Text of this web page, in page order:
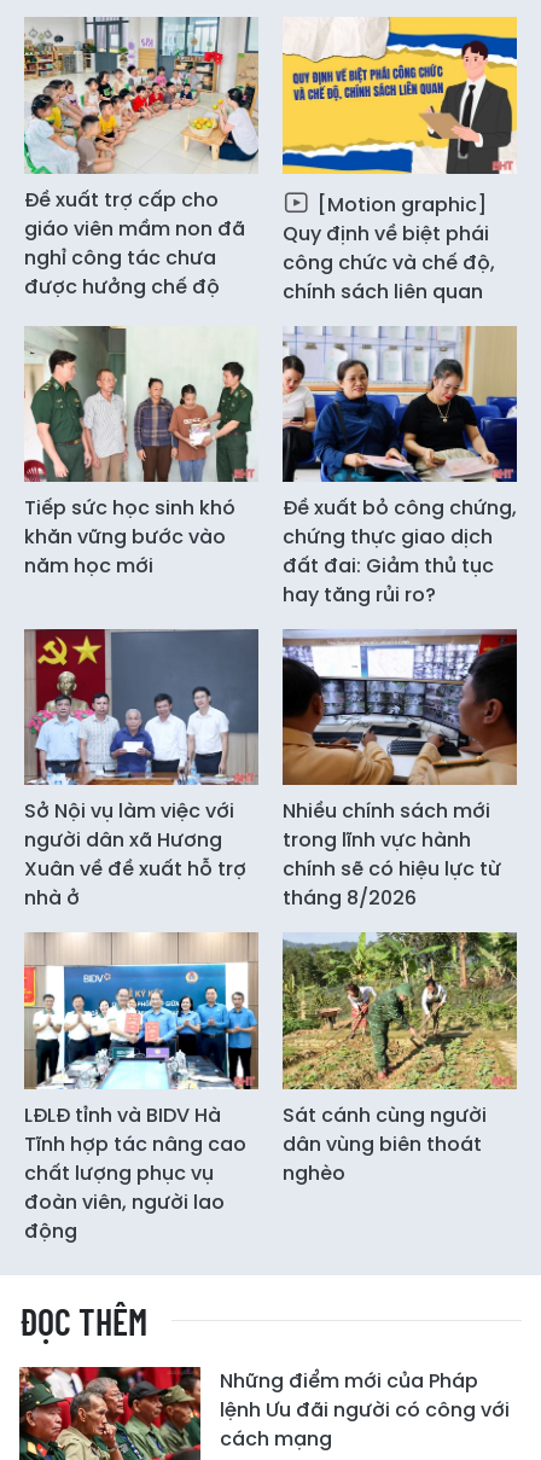
Đề xuất trợ cấp cho
giáo viên mầm non đã
nghỉ công tác chưa
được hưởng chế độ
[Motion graphic]
Quy định về biệt phái
công chức và chế độ,
chính sách liên quan
Tiếp sức học sinh khó
khăn vững bước vào
năm học mới
Đề xuất bỏ công chứng,
chứng thực giao dịch
đất đai: Giảm thủ tục
hay tăng rủi ro?
Sở Nội vụ làm việc với
người dân xã Hương
Xuân về đề xuất hỗ trợ
nhà ở
Nhiều chính sách mới
trong lĩnh vực hành
chính sẽ có hiệu lực từ
tháng 8/2026
LĐLĐ tỉnh và BIDV Hà
Tĩnh hợp tác nâng cao
chất lượng phục vụ
đoàn viên, người lao
động
Sát cánh cùng người
dân vùng biên thoát
nghèo
ĐỌC THÊM
Những điểm mới của Pháp
lệnh Ưu đãi người có công với
cách mạng